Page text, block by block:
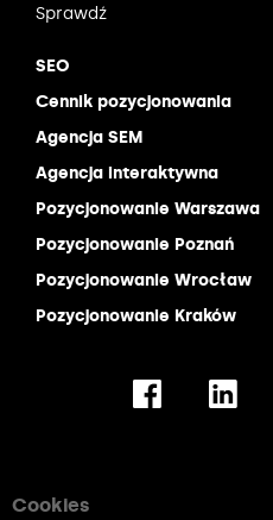
Sprawdź
SEO
Cennik pozycjonowania
Agencja SEM
Agencja interaktywna
Pozycjonowanie Warszawa
Pozycjonowanie Poznań
Pozycjonowanie Wrocław
Pozycjonowanie Kraków
Cookies